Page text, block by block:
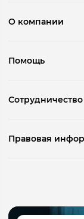
О компании
Помощь
Сотрудничество
Правовая